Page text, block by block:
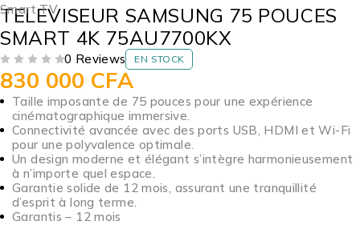
Smart TV
TELEVISEUR SAMSUNG 75 POUCES
SMART 4K 75AU7700KX
0 Reviews EN STOCK
830 000 CFA
Taille imposante de 75 pouces pour une expérience
cinématographique immersive.
Connectivité avancée avec des ports USB, HDMI et Wi-Fi
pour une polyvalence optimale.
Un design moderne et élégant s’intègre harmonieusement
à n’importe quel espace.
Garantie solide de 12 mois, assurant une tranquillité
d’esprit à long terme.
Garantis – 12 mois